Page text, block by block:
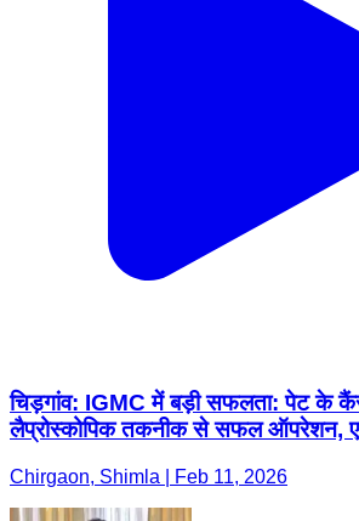
चिड़गांव: IGMC में बड़ी सफलता: पेट के
लैप्रोस्कोपिक तकनीक से सफल ऑपरेशन,
Chirgaon, Shimla | Feb 11, 2026